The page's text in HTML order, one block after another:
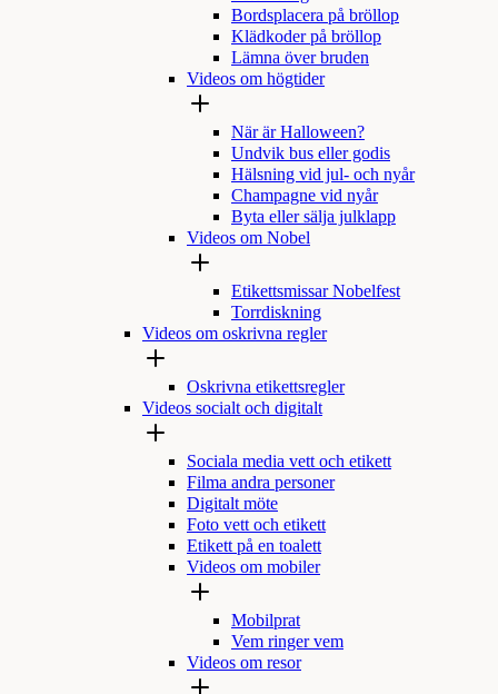
Bordsplacera på bröllop
Klädkoder på bröllop
Lämna över bruden
Videos om högtider
När är Halloween?
Undvik bus eller godis
Hälsning vid jul- och nyår
Champagne vid nyår
Byta eller sälja julklapp
Videos om Nobel
Etikettsmissar Nobelfest
Torrdiskning
Videos om oskrivna regler
Oskrivna etikettsregler
Videos socialt och digitalt
Sociala media vett och etikett
Filma andra personer
Digitalt möte
Foto vett och etikett
Etikett på en toalett
Videos om mobiler
Mobilprat
Vem ringer vem
Videos om resor